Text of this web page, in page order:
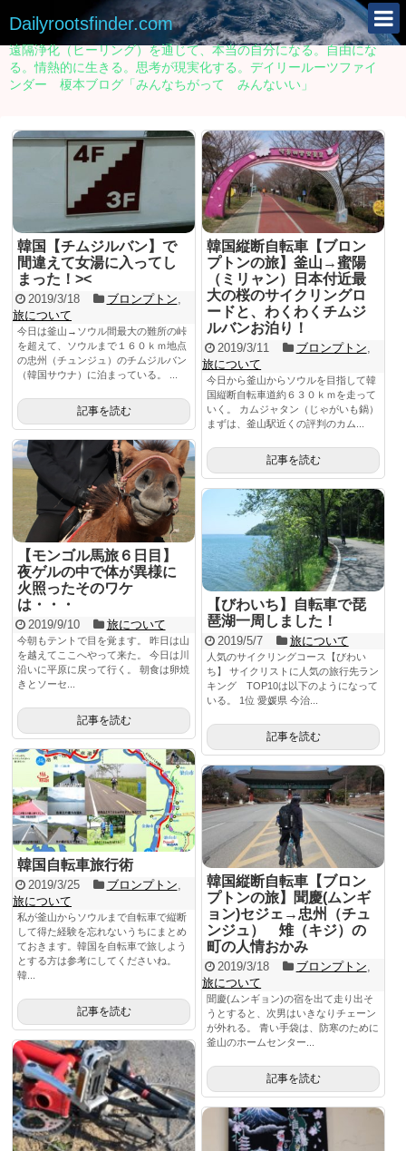
Dailyrootsfinder.com
遠隔浄化（ヒーリング）を通じて、本当の自分になる。自由にな
る。情熱的に生きる。思考が現実化する。デイリールーツファイ
ンダー 榎本ブログ「みんなちがって みんないい」
韓国【チムジルバン】で
間違えて女湯に入ってし
まった！><
2019/3/18 ブロンプトン,
旅について
今日は釜山→ソウル間最大の難所の峠
を超えて、ソウルまで１６０ｋｍ地点
の忠州（チュンジュ）のチムジルバン
（韓国サウナ）に泊まっている。 ...
記事を読む
韓国縦断自転車【ブロン
プトンの旅】釜山→蜜陽
（ミリャン）日本付近最
大の桜のサイクリングロ
ードと、わくわくチムジ
ルバンお泊り！
2019/3/11 ブロンプトン,
旅について
今日から釜山からソウルを目指して韓
国縦断自転車道約６３０ｋｍを走って
いく。 カムジャタン（じゃがいも鍋）
まずは、釜山駅近くの評判のカム...
記事を読む
【モンゴル馬旅６日目】
夜ゲルの中で体が異様に
火照ったそのワケ
は・・・
2019/9/10 旅について
今朝もテントで目を覚ます。 昨日は山
を越えてここへやって来た。 今日は川
沿いに平原に戻って行く。 朝食は卵焼
きとソーセ...
記事を読む
【びわいち】自転車で琵
琶湖一周しました！
2019/5/7 旅について
人気のサイクリングコース【びわい
ち】 サイクリストに人気の旅行先ラン
キング TOP10は以下のようになって
いる。 1位 愛媛県 今治...
記事を読む
韓国自転車旅行術
2019/3/25 ブロンプトン,
旅について
私が釜山からソウルまで自転車で縦断
して得た経験を忘れないうちにまとめ
ておきます。韓国を自転車で旅しよう
とする方は参考にしてくださいね。
韓...
記事を読む
韓国縦断自転車【ブロン
プトンの旅】聞慶(ムンギ
ョン)セジェ→忠州（チュ
ンジュ） 雉（キジ）の
町の人情おかみ
2019/3/18 ブロンプトン,
旅について
聞慶(ムンギョン)の宿を出て走り出そ
うとすると、次男はいきなりチェーン
が外れる。 青い手袋は、防寒のために
釜山のホームセンター...
記事を読む